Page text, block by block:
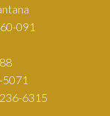
091
6315